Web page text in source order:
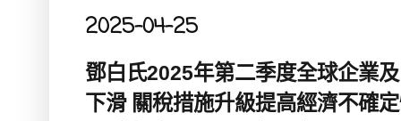
2025-04-25
鄧白氏2025年第二季度全球企業
下滑 關稅措施升級提高經濟不確